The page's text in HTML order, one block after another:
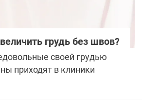
грудь без швов?
своей грудью
приходят в клиники